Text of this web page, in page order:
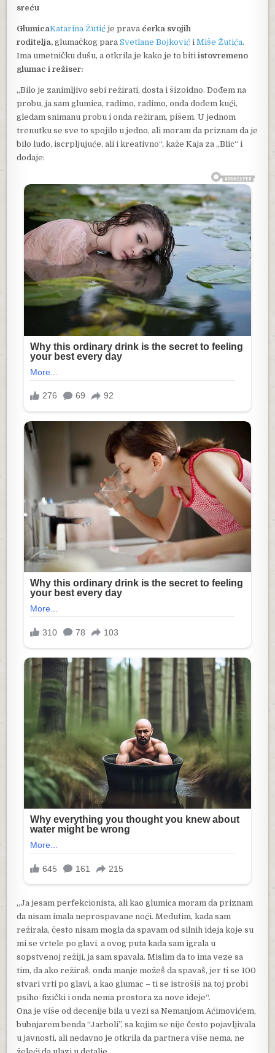
sreću
GlumicaKatarina Žutić je prava ćerka svojih
roditelja, glumačkog paraSvetlane Bojković iMiše Žutića.
Ima umetničku dušu, a otkrila je kako je to bitiistovremeno
glumac i režiser:
„Bilo je zanimljivo sebi režirati, dosta i šizoidno. Dođem na
probu, ja sam glumica, radimo, radimo, onda dođem kući,
gledam snimanu probu i onda režiram, pišem. U jednom
trenutku se sve to spojilo u jedno, ali moram da priznam da je
bilo ludo, iscrpljujuće, ali i kreativno“, kaže Kaja za „Blic“ i
dodaje:
„Ja jesam perfekcionista, ali kao glumica moram da priznam
da nisam imala neprospavane noći. Međutim, kada sam
režirala, često nisam mogla da spavam od silnih ideja koje su
mi se vrtele po glavi, a ovog puta kada sam igrala u
sopstvenoj režiji, ja sam spavala. Mislim da to ima veze sa
tim, da ako režiraš, onda manje možeš da spavaš, jer ti se 100
stvari vrti po glavi, a kao glumac – ti se istrošiš na toj probi
psiho-fizički i onda nema prostora za nove ideje“.
Ona je više od decenije bila u vezi sa Nemanjom Aćimovićem,
bubnjarem benda “Jarboli”, sa kojim se nije često pojavljivala
u javnosti, ali nedavno je otkrila da partnera više nema, ne